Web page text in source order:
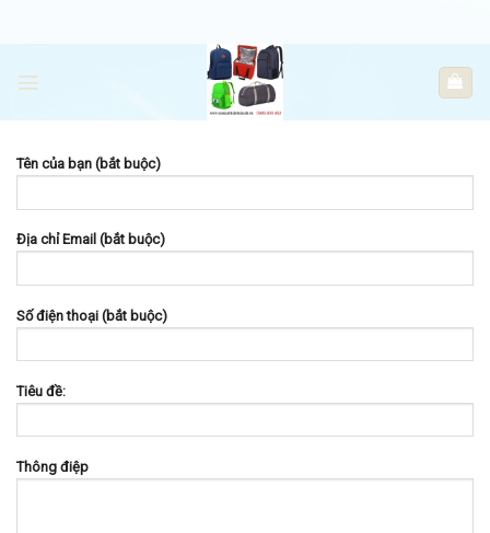
Tên của bạn (bắt buộc)
Địa chỉ Email (bắt buộc)
Số điện thoại (bắt buộc)
Tiêu đề:
Thông điệp